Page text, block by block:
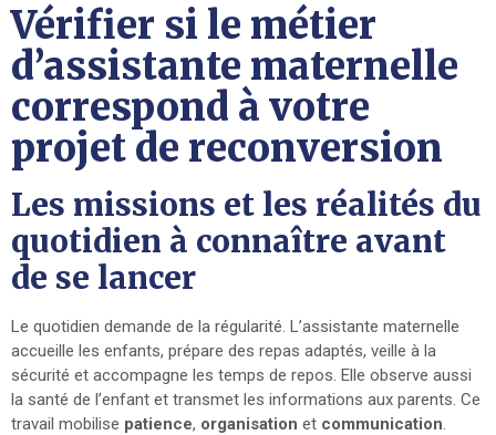
Vérifier si le métier
d’assistante maternelle
correspond à votre
projet de reconversion
Les missions et les réalités du
quotidien à connaître avant
de se lancer
Le quotidien demande de la régularité. L’assistante maternelle
accueille les enfants, prépare des repas adaptés, veille à la
sécurité et accompagne les temps de repos. Elle observe aussi
la santé de l’enfant et transmet les informations aux parents. Ce
travail mobilise patience, organisation et communication.